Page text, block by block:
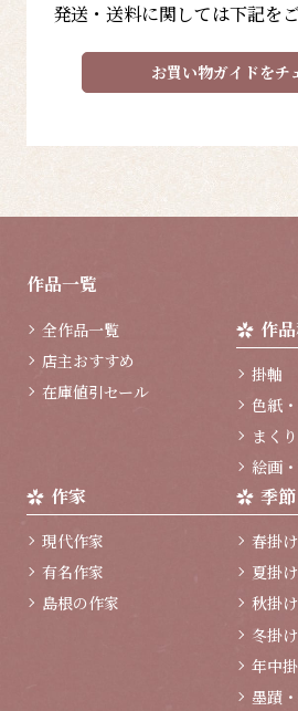
発送・送料に関しては下記を
お買い物ガイドをチ
作品一覧
全作品一覧
店主おすすめ
在庫値引セール
作
掛軸
色紙
まくり
絵画
作家
現代作家
有名作家
島根の作家
季
春掛け
夏掛け
秋掛け
冬掛け
年中
墨蹟